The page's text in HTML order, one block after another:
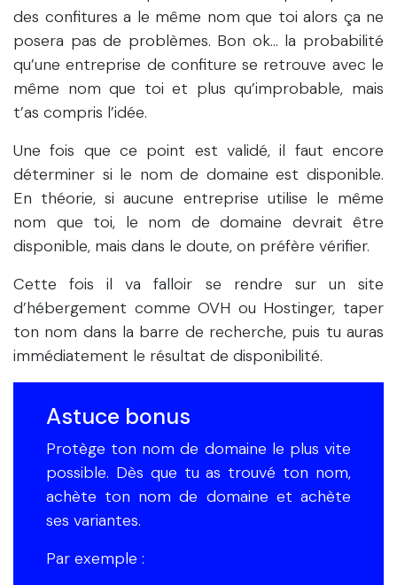
des confitures a le même nom que toi alors ça ne
posera pas de problèmes. Bon ok… la probabilité
qu’une entreprise de confiture se retrouve avec le
même nom que toi et plus qu’improbable, mais
t’as compris l’idée.
Une fois que ce point est validé, il faut encore
déterminer si le nom de domaine est disponible.
En théorie, si aucune entreprise utilise le même
nom que toi, le nom de domaine devrait être
disponible, mais dans le doute, on préfère vérifier.
Cette fois il va falloir se rendre sur un site
d’hébergement comme OVH ou Hostinger, taper
ton nom dans la barre de recherche, puis tu auras
immédiatement le résultat de disponibilité.
Astuce bonus
Protège ton nom de domaine le plus vite
possible. Dès que tu as trouvé ton nom,
achète ton nom de domaine et achète
ses variantes.
Par exemple :